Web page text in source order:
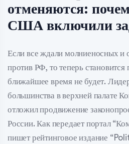
отменяются:
США включили
Если все ждали молниеносных
против РФ, то теперь становится
ближайшее время не будет.
большинства в верхней палате
отложил продвижение
России. Как передает портал
пишет рейтинговое издание